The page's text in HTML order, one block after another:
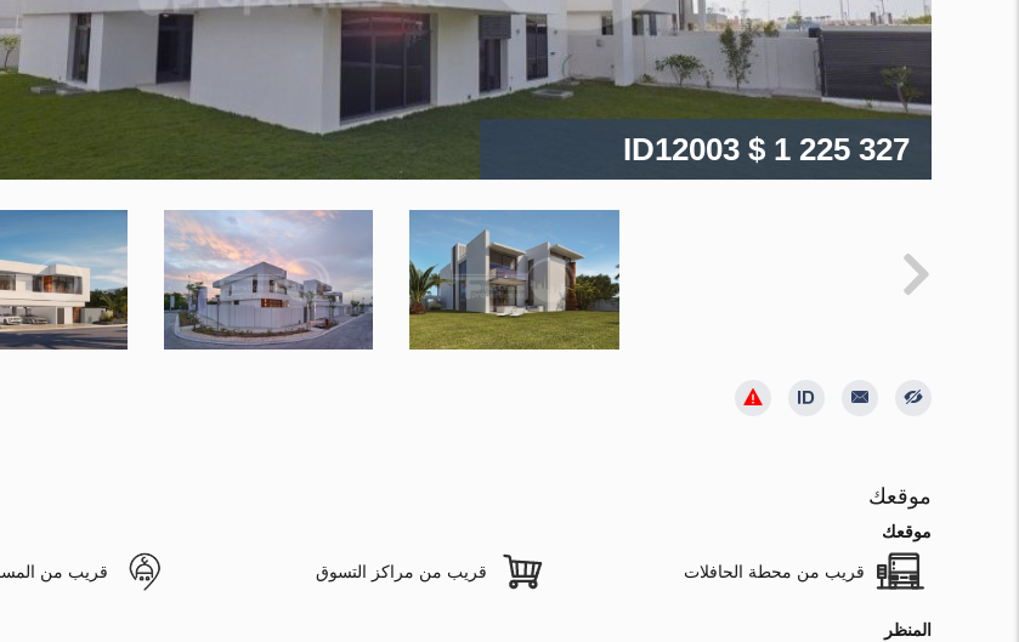
ID12003 $ 1 225 327
موقعك
موقعك
قريب من محطة الحافلات قريب من مراكز التسوق قريب من
المنظر